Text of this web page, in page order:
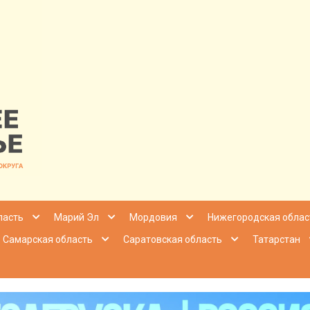
|Марий Эл Мордовия Нижегородская
Самарская область Саратовская область Татарстан